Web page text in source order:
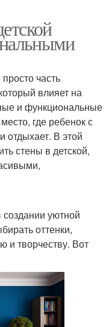
часть
влияет на
и функциональные
где ребенок с
отдыхает. В этой
стены в детской,
уютной
оттенки,
и творчеству. Вот